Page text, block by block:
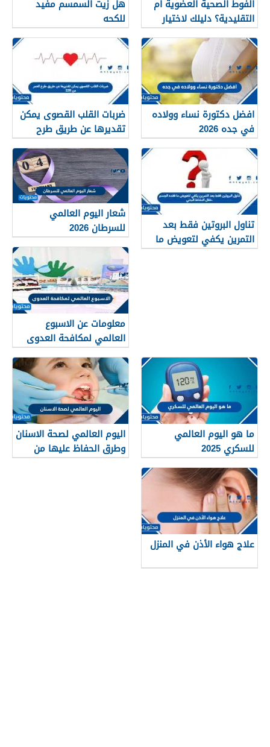
الفوط الصحية العضوية أم
التقليدية؟ دليلك لاختيار
النوع الأنسب لبشرتك
هل زيت السمسم مفيد
للكحه
افضل دكتورة نساء وولاده
في جده 2026
ضربات القلب القصوى يمكن
تقديرها عن طريق طرح
العمر من 220
تناول البروتين فقط بعد
التمرين يكفي لتعويض ما
فقده الجسم خلال النشاط
شعار اليوم العالمي
للسرطان 2026
معلومات عن الاسبوع
العالمي لمكافحة العدوى
2025
ما هو اليوم العالمي
للسكري 2025
اليوم العالمي لصحة الاسنان
وطرق الحفاظ عليها من
التسوس 2026
علاج هواء الأذن في المنزل